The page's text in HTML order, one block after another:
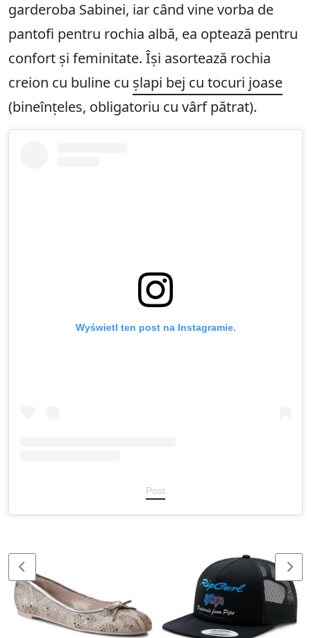
garderoba Sabinei, iar când vine vorba de
pantofi pentru rochia albă, ea optează pentru
confort și feminitate. Își asortează rochia
creion cu buline cu șlapi bej cu tocuri joase
(bineînțeles, obligatoriu cu vârf pătrat).
Wyświetl ten post na Instagramie.
Post